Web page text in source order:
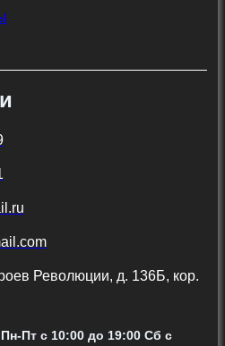
Революции, д. 136Б, кор.
Пт c 10:00 до 19:00 Сб с